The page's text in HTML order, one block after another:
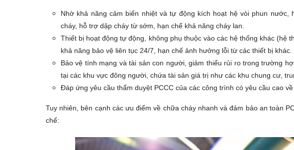
Nhờ khả năng cảm biến nhiệt và tự động kích hoạt hệ vòi phun
cháy, hỗ trợ dập cháy từ sớm, hạn chế khả năng cháy lan.
Thiết bị hoạt động tự động, không phụ thuộc vào các hệ thống khác (hệ
khả năng bảo vệ liên tục 24/7, hạn chế ảnh hưởng lỗi từ các thiết bị khác.
Bảo vệ tính mạng và tài sản con người, giảm thiểu rủi ro trong trường
tại các khu vực đông người, chứa tài sản giá trị như các khu chung cư,
Đáp ứng yêu cầu thẩm duyệt PCCC của các công trình có yêu cầu cao
Tuy nhiên, bên cạnh các ưu điểm về chữa cháy nhanh và đảm bảo an toàn
chế: